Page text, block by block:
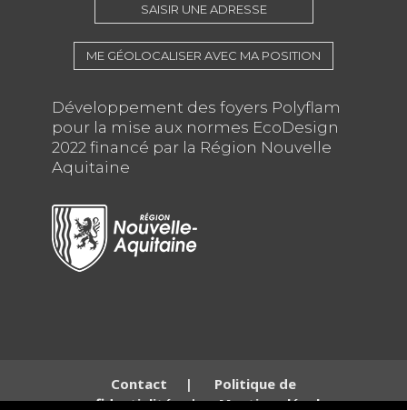
SAISIR UNE ADRESSE
ME GÉOLOCALISER AVEC MA POSITION
Développement des foyers Polyflam
pour la mise aux normes EcoDesign
2022 financé par la Région Nouvelle
Aquitaine
Contact | Politique de
confidentialité|Mentions légales